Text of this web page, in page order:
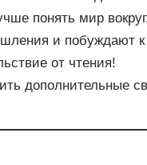
понять мир
и побуждают
от чтения!
дополнительные